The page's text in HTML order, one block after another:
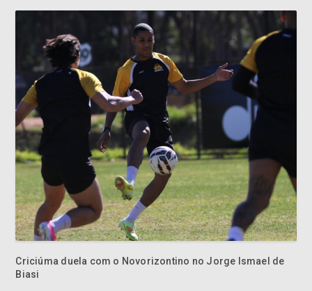
Criciúma duela com o Novorizontino no Jorge Ismael de
Biasi